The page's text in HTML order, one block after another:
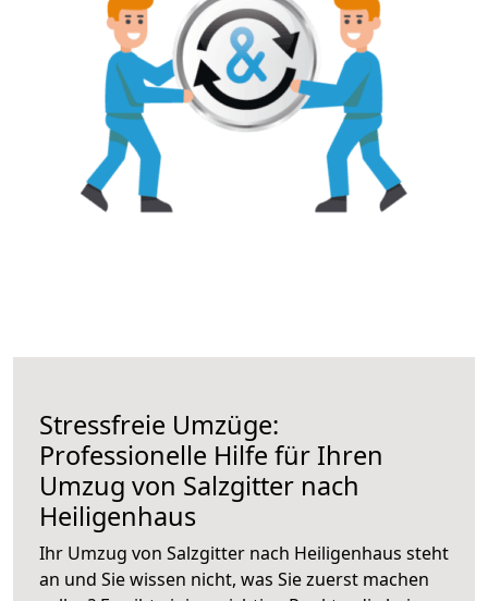
Stressfreie Umzüge:
Professionelle Hilfe für Ihren
Umzug von Salzgitter nach
Heiligenhaus
Ihr Umzug von Salzgitter nach Heiligenhaus steht
an und Sie wissen nicht, was Sie zuerst machen